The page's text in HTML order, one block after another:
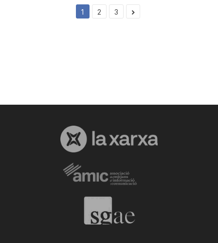
1 2 3